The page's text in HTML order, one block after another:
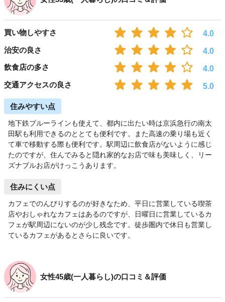
買い物しやすさ
4.0
治安の良さ
4.0
飲食店の多さ
4.0
交通アクセスの良さ
5.0
住みやすい点
地下鉄ブルーラインも使えて、都内に出たい時は京浜急行の南太
田駅も利用できるのととても便利です。また高速の乗り場も近く
て車で移動する際も便利です。駅周辺に飲食店がないように感じ
たのですが、住んでみると隠れ家的なお店で味も美味しく、リー
ズナブルお店がけっこうあります。
住みにくい点
カフェでのんびりするのが好きなため、平日に営業している喫茶
店やおしゃれなカフェはあるのですが、日曜日に営業しているカ
フェが駅周辺にないのが少し残念です。徒歩圏内で休日も営業し
ているカフェがあるとさらに良いです。
女性45歳(一人暮らし)の口コミ＆評価